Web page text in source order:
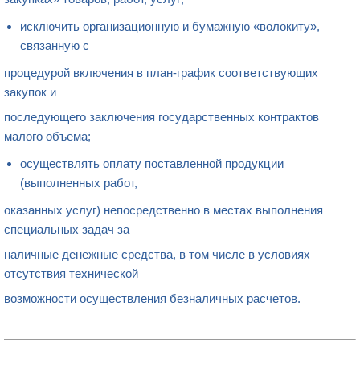
исключить организационную и бумажную «волокиту»,
связанную с
процедурой включения в план-график соответствующих
закупок и
последующего заключения государственных контрактов
малого объема;
осуществлять оплату поставленной продукции
(выполненных работ,
оказанных услуг) непосредственно в местах выполнения
специальных задач за
наличные денежные средства, в том числе в условиях
отсутствия технической
возможности осуществления безналичных расчетов.